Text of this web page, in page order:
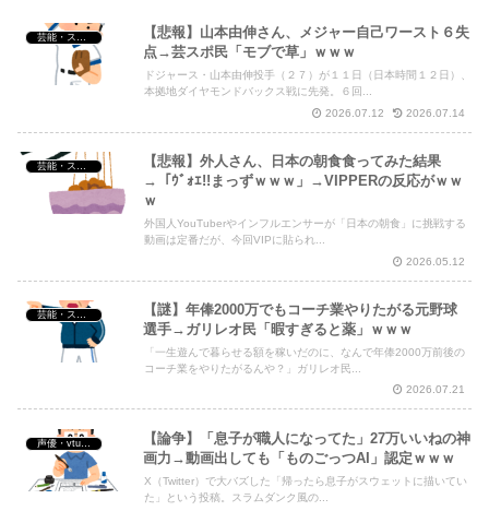
Powered by livedoor 相互RSS
芸能・スポーツ・Youtuber
【悲報】山本由伸さん、メジャー自己ワースト６失
点→芸スポ民「モブで草」ｗｗｗ
ドジャース・山本由伸投手（２７）が１１日（日本時間１２日）、
本拠地ダイヤモンドバックス戦に先発。６回...
2026.07.12
2026.07.14
芸能・スポーツ・Youtuber
【悲報】外人さん、日本の朝食食ってみた結果
→「ｳﾞｫｴ!!まっずｗｗｗ」→VIPPERの反応がｗｗ
ｗ
外国人YouTuberやインフルエンサーが「日本の朝食」に挑戦する
動画は定番だが、今回VIPに貼られ...
2026.05.12
芸能・スポーツ・Youtuber
【謎】年俸2000万でもコーチ業やりたがる元野球
選手→ガリレオ民「暇すぎると薬」ｗｗｗ
「一生遊んで暮らせる額を稼いだのに、なんで年俸2000万前後の
コーチ業をやりたがるんや？」ガリレオ民...
2026.07.21
声優・vtuber・アニメ漫画ゲーム
【論争】「息子が職人になってた」27万いいねの神
画力→動画出しても「ものごっつAI」認定ｗｗｗ
X（Twitter）で大バズした「帰ったら息子がスウェットに描いてい
た」という投稿。スラムダンク風の...